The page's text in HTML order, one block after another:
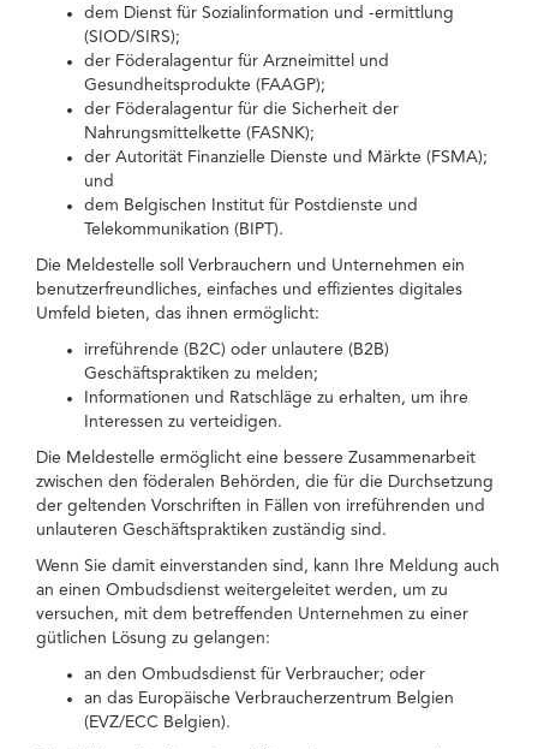
dem Dienst für Sozialinformation und -ermittlung
(SIOD/SIRS);
der Föderalagentur für Arzneimittel und
Gesundheitsprodukte (FAAGP);
der Föderalagentur für die Sicherheit der
Nahrungsmittelkette (FASNK);
der Autorität Finanzielle Dienste und Märkte (FSMA);
und
dem Belgischen Institut für Postdienste und
Telekommunikation (BIPT).
Die Meldestelle soll Verbrauchern und Unternehmen ein
benutzerfreundliches, einfaches und effizientes digitales
Umfeld bieten, das ihnen ermöglicht:
irreführende (B2C) oder unlautere (B2B)
Geschäftspraktiken zu melden;
Informationen und Ratschläge zu erhalten, um ihre
Interessen zu verteidigen.
Die Meldestelle ermöglicht eine bessere Zusammenarbeit
zwischen den föderalen Behörden, die für die Durchsetzung
der geltenden Vorschriften in Fällen von irreführenden und
unlauteren Geschäftspraktiken zuständig sind.
Wenn Sie damit einverstanden sind, kann Ihre Meldung auch
an einen Ombudsdienst weitergeleitet werden, um zu
versuchen, mit dem betreffenden Unternehmen zu einer
gütlichen Lösung zu gelangen:
an den Ombudsdienst für Verbraucher; oder
an das Europäische Verbraucherzentrum Belgien
(EVZ/ECC Belgien).